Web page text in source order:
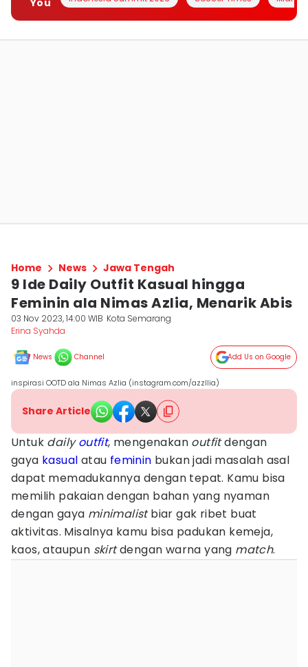
You
Home News Jawa Tengah
9 Ide Daily Outfit Kasual hingga
Feminin ala Nimas Azlia, Menarik Abis
03 Nov 2023, 14:00 WIB Kota Semarang
Erina Syahda
News Channel Add Us on Google
inspirasi OOTD ala Nimas Azlia (instagram.com/azzllia)
Share Article
Untuk dailyoutfit, mengenakan outfitdengan
gaya kasual atau feminin bukan jadi masalah asal
dapat memadukannya dengan tepat. Kamu bisa
memilih pakaian dengan bahan yang nyaman
dengan gaya minimalistbiar gak ribet buat
aktivitas. Misalnya kamu bisa padukan kemeja,
kaos, ataupun skirtdengan warna yang match.